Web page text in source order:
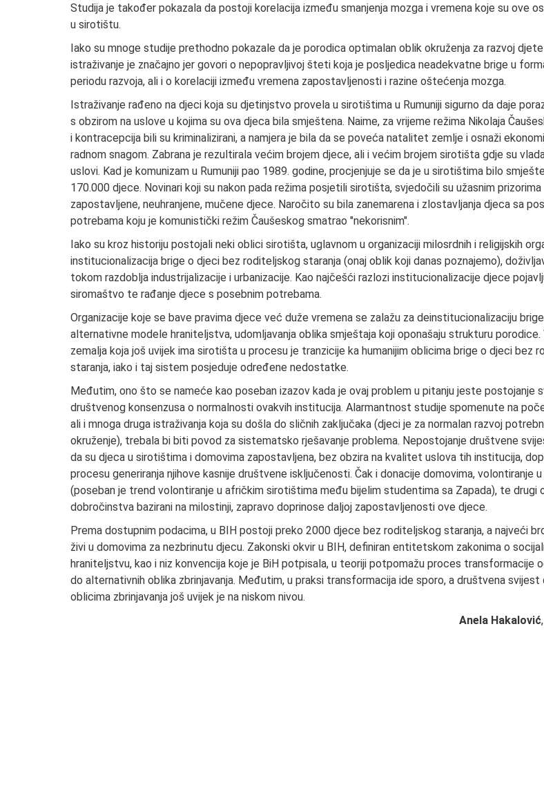
Studija je također pokazala da postoji korelacija između smanjenja mozga i vremena koje su ove
u sirotištu.
Iako su mnoge studije prethodno pokazale da je porodica optimalan oblik okruženja za razvoj
istraživanje je značajno jer govori o nepopravljivoj šteti koja je posljedica neadekvatne brige u
periodu razvoja, ali i o korelaciji između vremena zapostavljenosti i razine oštećenja mozga.
Istraživanje rađeno na djeci koja su djetinjstvo provela u sirotištima u Rumuniji sigurno da daje
s obzirom na uslove u kojima su ova djeca bila smještena. Naime, za vrijeme režima Nikolaja
i kontracepcija bili su kriminalizirani, a namjera je bila da se poveća natalitet zemlje i osnaži
radnom snagom. Zabrana je rezultirala većim brojem djece, ali i većim brojem sirotišta gdje su
uslovi. Kad je komunizam u Rumuniji pao 1989. godine, procjenjuje se da je u sirotištima bilo
170.000 djece. Novinari koji su nakon pada režima posjetili sirotišta, svjedočili su užasnim prizorima
zapostavljene, neuhranjene, mučene djece. Naročito su bila zanemarena i zlostavljanja djeca sa
potrebama koju je komunistički režim Čaušeskog smatrao "nekorisnim".
Iako su kroz historiju postojali neki oblici sirotišta, uglavnom u organizaciji milosrdnih i religijskih
institucionalizacija brige o djeci bez roditeljskog staranja (onaj oblik koji danas poznajemo),
tokom razdoblja industrijalizacije i urbanizacije. Kao najčešći razlozi institucionalizacije djece
siromaštvo te rađanje djece s posebnim potrebama.
Organizacije koje se bave pravima djece već duže vremena se zalažu za deinstitucionalizaciju
alternativne modele hraniteljstva, udomljavanja oblika smještaja koji oponašaju strukturu porodice.
zemalja koja još uvijek ima sirotišta u procesu je tranzicije ka humanijim oblicima brige o djeci bez
staranja, iako i taj sistem posjeduje određene nedostatke.
Međutim, ono što se nameće kao poseban izazov kada je ovaj problem u pitanju jeste postojanje
društvenog konsenzusa o normalnosti ovakvih institucija. Alarmantnost studije spomenute na
ali i mnoga druga istraživanja koja su došla do sličnih zaključaka (djeci je za normalan razvoj
okruženje), trebala bi biti povod za sistematsko rješavanje problema. Nepostojanje društvene
da su djeca u sirotištima i domovima zapostavljena, bez obzira na kvalitet uslova tih institucija,
procesu generiranja njihove kasnije društvene isključenosti. Čak i donacije domovima, volontiranje
(poseban je trend volontiranje u afričkim sirotištima među bijelim studentima sa Zapada), te drugi
dobročinstva bazirani na milostinji, zapravo doprinose daljoj zapostavljenosti ove djece.
Prema dostupnim podacima, u BIH postoji preko 2000 djece bez roditeljskog staranja, a najveći
živi u domovima za nezbrinutu djecu. Zakonski okvir u BIH, definiran entitetskom zakonima o
hraniteljstvu, kao i niz konvencija koje je BiH potpisala, u teoriji potpomažu proces transformacije
do alternativnih oblika zbrinjavanja. Međutim, u praksi transformacija ide sporo, a društvena svijest
oblicima zbrinjavanja još uvijek je na niskom nivou.
Anela Hakalović